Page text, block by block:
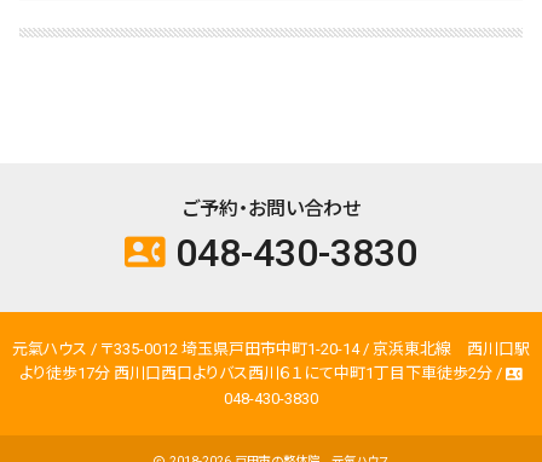
ご予約・お問い合わせ
contact_phone 048-430-3830
元氣ハウス / 〒335-0012 埼玉県戸田市中町1-20-14 / 京浜東北線 西川口駅
より徒歩17分 西川口西口よりバス西川６１にて中町1丁目下車徒歩2分 / contact_phone
048-430-3830